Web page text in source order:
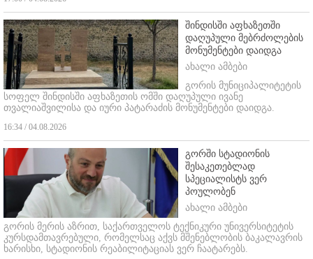
შინდისში აფხაზეთში
დაღუპული მებრძოლების
მონუმენტები დაიდგა
ახალი ამბები
გორის მუნიციპალიტეტის
სოფელ შინდისში აფხაზეთის ომში დაღუპული ივანე
თვალიაშვილისა და იური პატარაძის მონუმენტები დაიდგა.
16:34 / 04.08.2026
გორში სტადიონის
შესაკეთებლად
სპეციალისტს ვერ
პოულობენ
ახალი ამბები
გორის მერის აზრით, საქართველოს ტექნიკური უნივერსიტეტის
კურსდამთავრებული, რომელსაც აქვს მშენებლობის ბაკალავრის
ხარისხი, სტადიონის რეაბილიტაციას ვერ ჩაატარებს.